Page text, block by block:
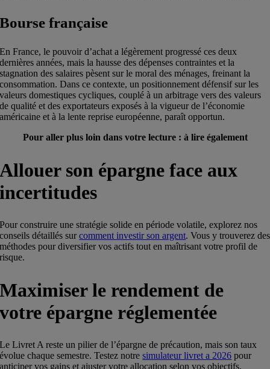
Bourse française
En France, le pouvoir d’achat a légèrement progressé ces deux
dernières années, mais la hausse des dépenses contraintes et la
stagnation des salaires pèsent sur le moral des ménages, freinant la
consommation. Dans ce contexte, un positionnement défensif sur les
valeurs domestiques cycliques, couplé à un arbitrage vers des valeurs
de qualité et des exportateurs exposés à la vigueur de l’économie
américaine et à la lente reprise européenne, paraît opportun.
Pour aller plus loin dans votre lecture : à lire également
Allouer son épargne face aux
incertitudes
Pour construire une stratégie solide en période volatile, explorez nos
conseils détaillés surcomment investir son argent. Vous y trouverez des
méthodes pour diversifier vos actifs tout en maîtrisant votre profil de
risque.
Maximiser le rendement de
votre épargne réglementée
Le Livret A reste un pilier de l’épargne de précaution, mais son taux
évolue chaque semestre. Testez notresimulateur livret a 2026 pour
anticiper vos gains et ajuster votre allocation selon vos objectifs.